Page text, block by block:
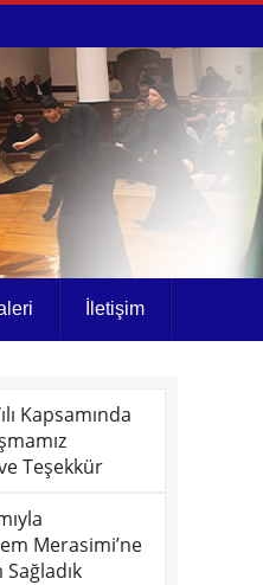
İletişim
Kapsamında
Teşekkür
Merasimi’ne
Sağladık